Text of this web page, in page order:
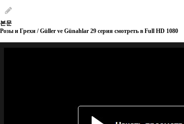
본문
Розы и Грехи / Güller ve Günahlar 29 серия смотреть в Full HD 1080